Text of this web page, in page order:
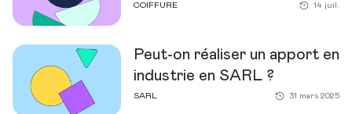
COIFFURE 14 juil.
Peut-on réaliser un apport en
industrie en SARL ?
SARL 31 mars 2025